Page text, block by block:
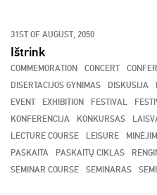
31ST OF AUGUST, 2050
Ištrink
COMMEMORATION CONCERT
DISERTACIJOS GYNIMAS
DISKUSIJA
EVENT
EXHIBITION FESTIVAL
KONFERENCIJA
KONKURSAS
LECTURE COURSE
LEISURE
PASKAITA
PASKAITŲ CIKLAS
SEMINAR COURSE
SEMINARAS